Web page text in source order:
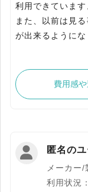
利用できています
また、以前は見
が出来るように
費用感
匿名の
メーカー/
利用状況